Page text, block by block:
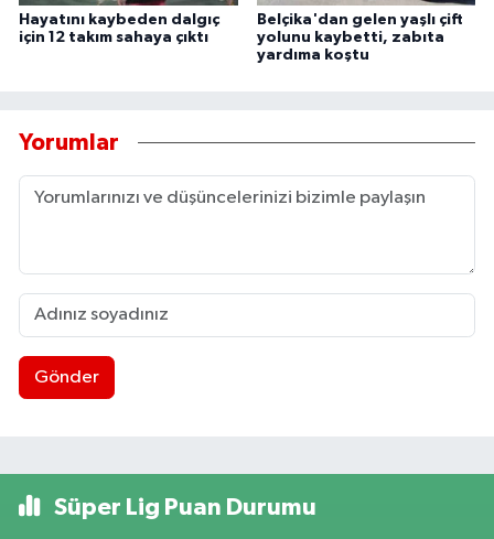
Hayatını kaybeden dalgıç
için 12 takım sahaya çıktı
Belçika'dan gelen yaşlı çift
yolunu kaybetti, zabıta
yardıma koştu
Yorumlar
Gönder
Süper Lig Puan Durumu